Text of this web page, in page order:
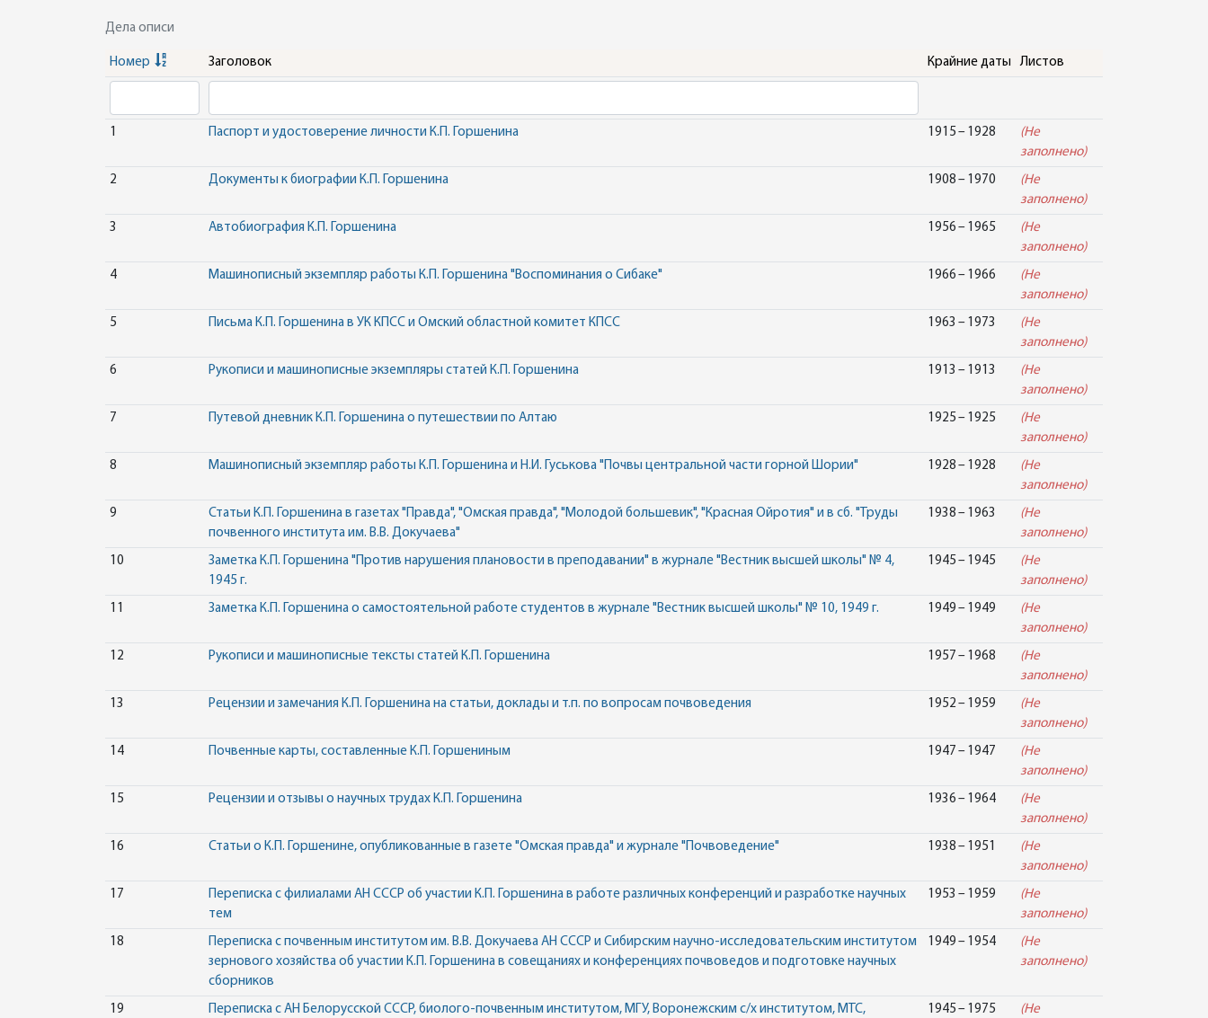
Дела описи
Номер Заголовок Крайние даты Листов
1 Паспорт и удостоверение личности К.П. Горшенина 1915 – 1928
(Не
заполнено)
2 Документы к биографии К.П. Горшенина 1908 – 1970
(Не
заполнено)
3 Автобиография К.П. Горшенина 1956 – 1965
(Не
заполнено)
4 Машинописный экземпляр работы К.П. Горшенина "Воспоминания о Сибаке" 1966 – 1966
(Не
заполнено)
5 Письма К.П. Горшенина в УК КПСС и Омский областной комитет КПСС 1963 – 1973
(Не
заполнено)
6 Рукописи и машинописные экземпляры статей К.П. Горшенина 1913 – 1913
(Не
заполнено)
7 Путевой дневник К.П. Горшенина о путешествии по Алтаю 1925 – 1925
(Не
заполнено)
8 Машинописный экземпляр работы К.П. Горшенина и Н.И. Гуськова "Почвы центральной части горной Шории" 1928 – 1928
(Не
заполнено)
9
Статьи К.П. Горшенина в газетах "Правда", "Омская правда", "Молодой большевик", "Красная Ойротия" и в сб. "Труды
почвенного института им. В.В. Докучаева"
1938 – 1963
(Не
заполнено)
10
Заметка К.П. Горшенина "Против нарушения плановости в преподавании" в журнале "Вестник высшей школы" № 4,
1945 г.
1945 – 1945
(Не
заполнено)
11 Заметка К.П. Горшенина о самостоятельной работе студентов в журнале "Вестник высшей школы" № 10, 1949 г. 1949 – 1949
(Не
заполнено)
12 Рукописи и машинописные тексты статей К.П. Горшенина 1957 – 1968
(Не
заполнено)
13 Рецензии и замечания К.П. Горшенина на статьи, доклады и т.п. по вопросам почвоведения 1952 – 1959
(Не
заполнено)
14 Почвенные карты, составленные К.П. Горшениным 1947 – 1947
(Не
заполнено)
15 Рецензии и отзывы о научных трудах К.П. Горшенина 1936 – 1964
(Не
заполнено)
16 Статьи о К.П. Горшенине, опубликованные в газете "Омская правда" и журнале "Почвоведение" 1938 – 1951
(Не
заполнено)
17
Переписка с филиалами АН СССР об участии К.П. Горшенина в работе различных конференций и разработке научных
тем
1953 – 1959
(Не
заполнено)
18
Переписка с почвенным институтом им. В.В. Докучаева АН СССР и Сибирским научно-исследовательским институтом
зернового хозяйства об участии К.П. Горшенина в совещаниях и конференциях почвоведов и подготовке научных
сборников
1949 – 1954
(Не
заполнено)
19
Переписка с АН Белорусской СССР, биолого-почвенным институтом, МГУ, Воронежским с/х институтом, МТС,
1945 – 1975
(Не